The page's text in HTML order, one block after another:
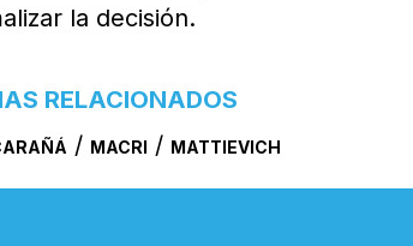
la decisión.
RELACIONADOS
/ MACRI / MATTIEVICH